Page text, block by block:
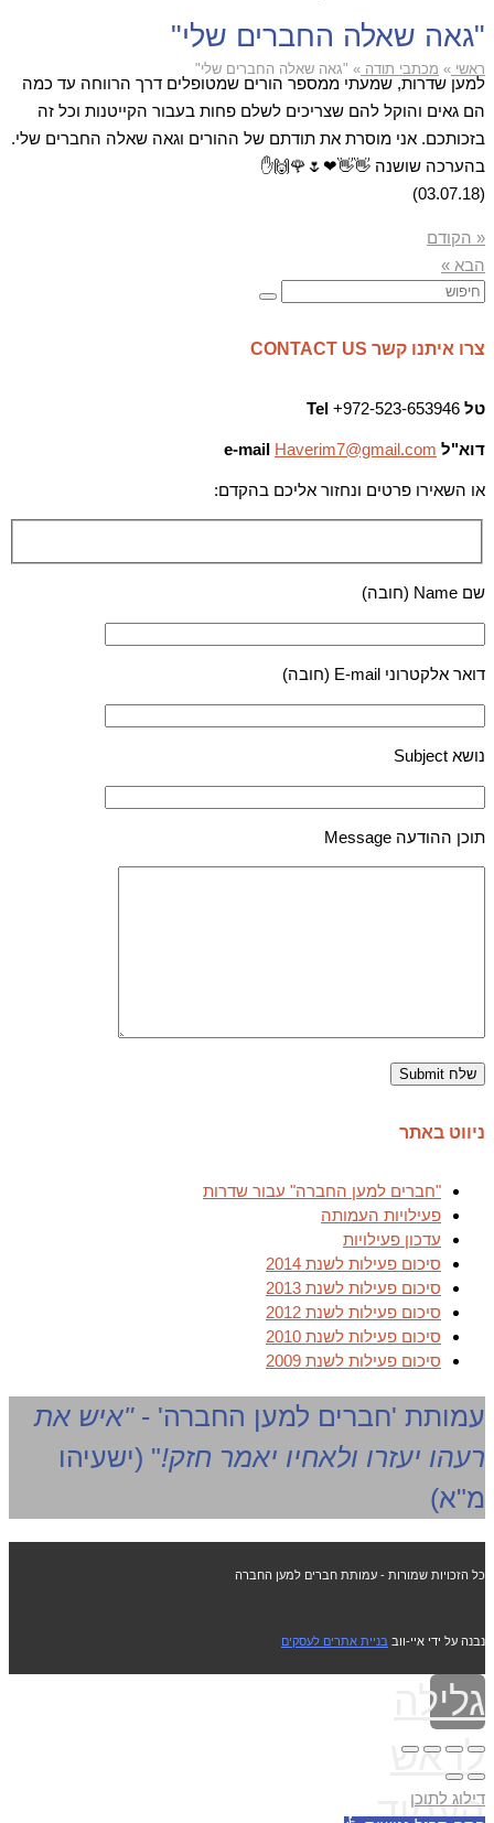
"גאה שאלה החברים שלי"
ראשי » מכתבי תודה » "גאה שאלה החברים שלי"
למען שדרות, שמעתי ממספר הורים שמטופלים דרך הרווחה עד כמה
הם גאים והוקל להם שצריכים לשלם פחות בעבור הקייטנות וכל זה
בזכותכם. אני מוסרת את תודתם של ההורים וגאה שאלה החברים שלי.
בהערכה שושנה 👋👋❤🌷🌹🙌✋
(03.07.18)
« הקודם
הבא »
צרו איתנו קשר CONTACT US
טל Tel
דוא"ל e-mail Haverim7@gmail.com
או השאירו פרטים ונחזור אליכם בהקדם:
שם Name (חובה)
דואר אלקטרוני E-mail (חובה)
נושא Subject
תוכן ההודעה Message
ניווט באתר
"חברים למען החברה" עבור שדרות
פעילויות העמותה
עדכון פעילויות
סיכום פעילות לשנת 2014
סיכום פעילות לשנת 2013
סיכום פעילות לשנת 2012
סיכום פעילות לשנת 2010
סיכום פעילות לשנת 2009
עמותת 'חברים למען החברה' -"איש את
רעהו יעזרו ולאחיו יאמר חזק!" (ישעיהו
מ"א)
כל הזכויות שמורות - עמותת חברים למען החברה
נבנה על ידי איי-ווב בניית אתרים לעסקים
גלילה
לראש
העמוד
דילוג לתוכן